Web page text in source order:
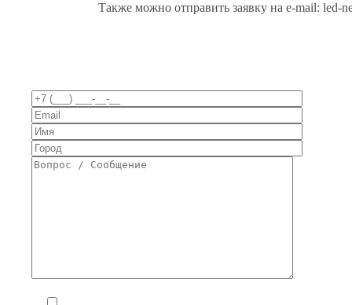
Также можно отправить заявку на e-mail: led-